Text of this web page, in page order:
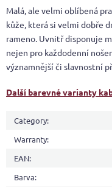
Malá, ale velmi oblíbená
kůže, která si velmi dobře
rameno. Uvnitř disponuje
nejen pro každodenní
významnější či slavnostní
Další barevné varianty
Category:
Warranty:
EAN:
Barva: